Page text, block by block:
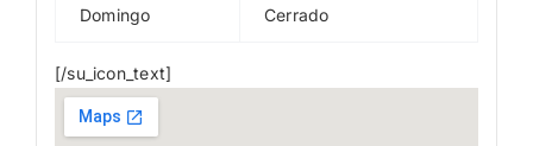
Domingo Cerrado
[/su_icon_text]